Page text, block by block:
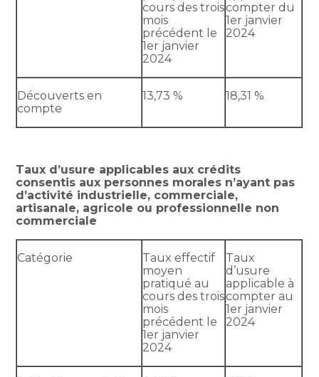
cours des trois
mois
précédent le
1er janvier
2024
compter du
1er janvier
2024
Découverts en
compte
13,73 % 18,31 %
Taux d’usure applicables aux crédits
consentis aux personnes morales n’ayant pas
d’activité industrielle, commerciale,
artisanale, agricole ou professionnelle non
commerciale
Catégorie
Taux effectif
moyen
pratiqué au
cours des trois
mois
précédent le
1er janvier
2024
Taux
d’usure
applicable à
compter au
1er janvier
2024